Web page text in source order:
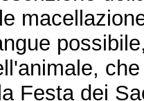
Festa dei